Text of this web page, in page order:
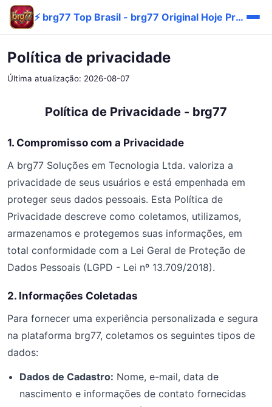
⚡ brg77 Top Brasil - brg77 Original Hoje Prêmio
Política de privacidade
Última atualização: 2026-08-07
Política de Privacidade - brg77
1. Compromisso com a Privacidade
A brg77 Soluções em Tecnologia Ltda. valoriza a
privacidade de seus usuários e está empenhada em
proteger seus dados pessoais. Esta Política de
Privacidade descreve como coletamos, utilizamos,
armazenamos e protegemos suas informações, em
total conformidade com a Lei Geral de Proteção de
Dados Pessoais (LGPD - Lei nº 13.709/2018).
2. Informações Coletadas
Para fornecer uma experiência personalizada e segura
na plataforma brg77, coletamos os seguintes tipos de
dados:
Dados de Cadastro: Nome, e-mail, data de
nascimento e informações de contato fornecidas